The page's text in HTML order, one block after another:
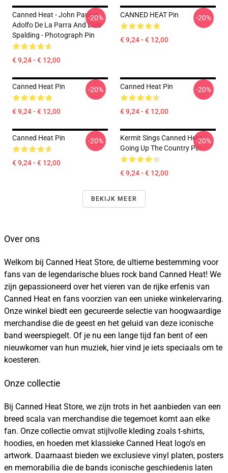
Canned Heat - John Paulus,
Adolfo De La Parra And Dale
Spalding - Photograph Pin
€ 9,24 - € 12,00
-20% CANNED HEAT Pin
€ 9,24 - € 12,00
-20%
Canned Heat Pin
€ 9,24 - € 12,00
-20% Canned Heat Pin
€ 9,24 - € 12,00
-20%
Canned Heat Pin
€ 9,24 - € 12,00
-20%
Kermit Sings Canned Heat
Going Up The Country Pin
€ 9,24 - € 12,00
-20%
BEKIJK MEER
Over ons
Welkom bij Canned Heat Store, de ultieme bestemming voor
fans van de legendarische blues rock band Canned Heat! We
zijn gepassioneerd over het vieren van de rijke erfenis van
Canned Heat en fans voorzien van een unieke winkelervaring.
Onze winkel biedt een gecureerde selectie van hoogwaardige
merchandise die de geest en het geluid van deze iconische
band weerspiegelt. Of je nu een lange tijd fan bent of een
nieuwkomer van hun muziek, hier vind je iets speciaals om te
koesteren.
Onze collectie
Bij Canned Heat Store, we zijn trots in het aanbieden van een
breed scala van merchandise die tegemoet komt aan elke
fan. Onze collectie omvat stijlvolle kleding zoals t-shirts,
hoodies, en hoeden met klassieke Canned Heat logo's en
artwork. Daarnaast bieden we exclusieve vinyl platen, posters
en memorabilia die de bands iconische geschiedenis laten